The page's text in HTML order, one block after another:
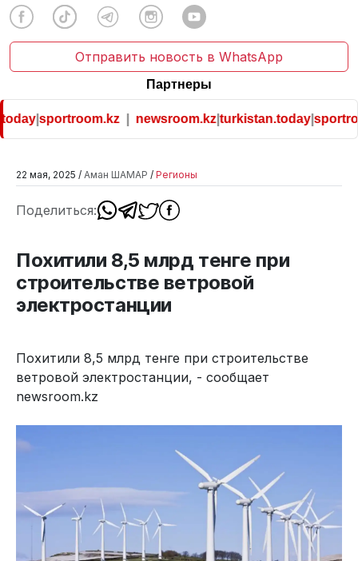
Отправить новость в WhatsApp
Партнеры
|sportroom.kz| newsroom.kz|turkistan.today|
22 мая, 2025 / Аман ШАМАР / Регионы
Поделиться:
Похитили 8,5 млрд тенге при
строительстве ветровой
электростанции
Похитили 8,5 млрд тенге при строительстве
ветровой электростанции, - сообщает
newsroom.kz